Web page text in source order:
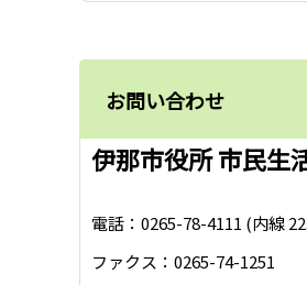
お問い合わせ
伊那市役所 市民生
電話：0265-78-4111 (内線
ファクス：0265-74-1251